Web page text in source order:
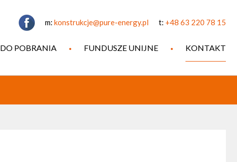
DO POBRANIA FUNDUSZE UNIJNE KONTAKT
m: konstrukcje@pure-energy.pl t: +48 63 220 78 15